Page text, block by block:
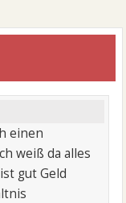
einen
weiß da alles
gut Geld